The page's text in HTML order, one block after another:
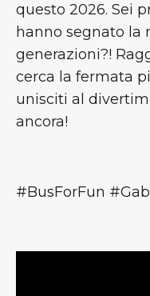
questo 2026. Sei
hanno segnato la
generazioni?!
cerca la fermata
unisciti al
ancora!
#BusForFun